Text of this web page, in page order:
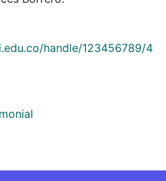
handle/123456789/4